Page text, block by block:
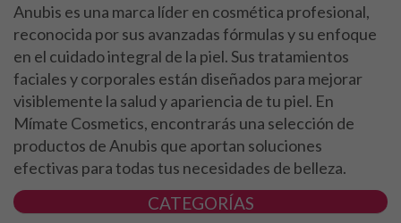
Anubis es una marca líder en cosmética profesional,
reconocida por sus avanzadas fórmulas y su enfoque
en el cuidado integral de la piel. Sus tratamientos
faciales y corporales están diseñados para mejorar
visiblemente la salud y apariencia de tu piel. En
Mímate Cosmetics, encontrarás una selección de
productos de Anubis que aportan soluciones
efectivas para todas tus necesidades de belleza.
CATEGORÍAS